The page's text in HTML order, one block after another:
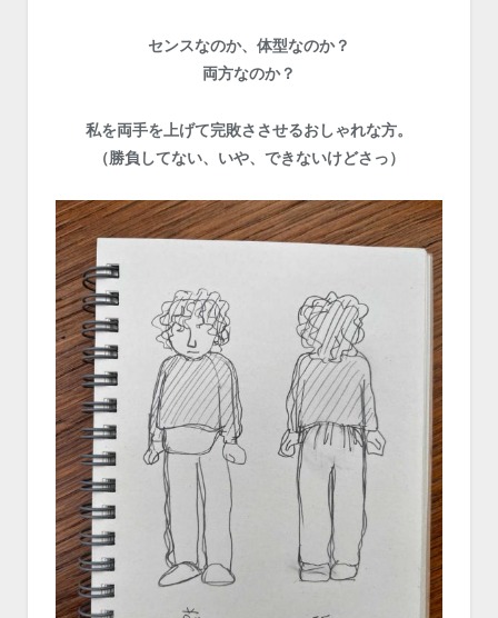
センスなのか、体型なのか？
両方なのか？
私を両手を上げて完敗ささせるおしゃれな方。
（勝負してない、いや、できないけどさっ）